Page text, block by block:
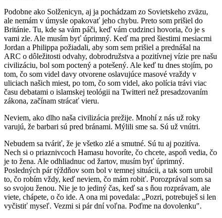
Podobne ako Solženicyn, aj ja pochádzam zo Sovietskeho zväzu,
ale nemám v úmysle opakovať jeho chybu. Preto som prišiel do
Británie. Tu, kde sa vám páči, keď vám cudzinci hovoria, čo je s
vami zle. Ale musím byť úprimný. Keď ma pred šiestimi mesiacmi
Jordan a Philippa požiadali, aby som sem prišiel a prednášal na
ARC o dôležitosti odvahy, dobrodružstva a pozitívnej vízie pre našu
civilizáciu, bol som poctený a potešený. Ale keď tu dnes stojím, po
tom, čo som videl davy otvorene oslavujúce masové vraždy v
uliciach našich miest, po tom, čo som videl, ako polícia trávi viac
času debatami o islamskej teológii na Twitteri než presadzovaním
zákona, začínam strácať vieru.
Neviem, ako dlho naša civilizácia prežije. Mnohí z nás už roky
varujú, že barbari sú pred bránami. Mýlili sme sa. Sú už vnútri.
Nebudem sa tváriť, že je všetko zlé a smutné. Sú tu aj pozitíva.
Nech si o priaznivcoch Hamasu hovoríte, čo chcete, aspoň vedia, čo
je to žena. Ale odhliadnuc od žartov, musím byť úprimný.
Posledných pár týždňov som bol v temnej situácii, a tak som urobil
to, čo robím vždy, keď neviem, čo mám robiť. Porozprával som sa
so svojou ženou. Nie je to jediný čas, keď sa s ňou rozprávam, ale
viete, chápete, o čo ide. A ona mi povedala: „Pozri, potrebuješ si len
vyčistiť myseľ. Vezmi si pár dní voľna. Poďme na dovolenku".